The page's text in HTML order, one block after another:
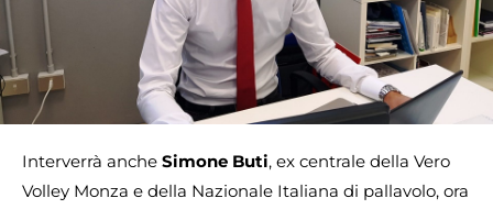
Interverrà anche Simone Buti, ex centrale della Vero
Volley Monza e della Nazionale Italiana di pallavolo, ora